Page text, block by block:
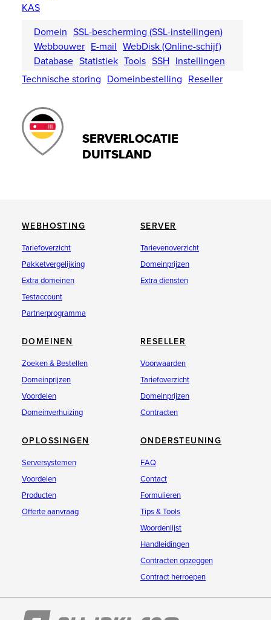
KAS
Domein SSL-bescherming (SSL-instellingen)
Webbouwer E-mail WebDisk (Online-schijf)
Database Statistiek Tools SSH Instellingen
Technische storing Domeinbestelling Reseller
SERVERLOCATIE
DUITSLAND
WEBHOSTING
Tariefoverzicht
Pakketvergelijking
Extra domeinen
Testaccount
Partnerprogramma
SERVER
Tarievenoverzicht
Domeinprijzen
Extra diensten
DOMEINEN
Zoeken & Bestellen
Domeinprijzen
Voordelen
Domeinverhuizing
RESELLER
Voorwaarden
Tariefoverzicht
Domeinprijzen
Contracten
OPLOSSINGEN
Serversystemen
Voordelen
Producten
Offerte aanvraag
ONDERSTEUNING
FAQ
Contact
Formulieren
Tips & Tools
Woordenlijst
Handleidingen
Contracten opzeggen
Contract herroepen